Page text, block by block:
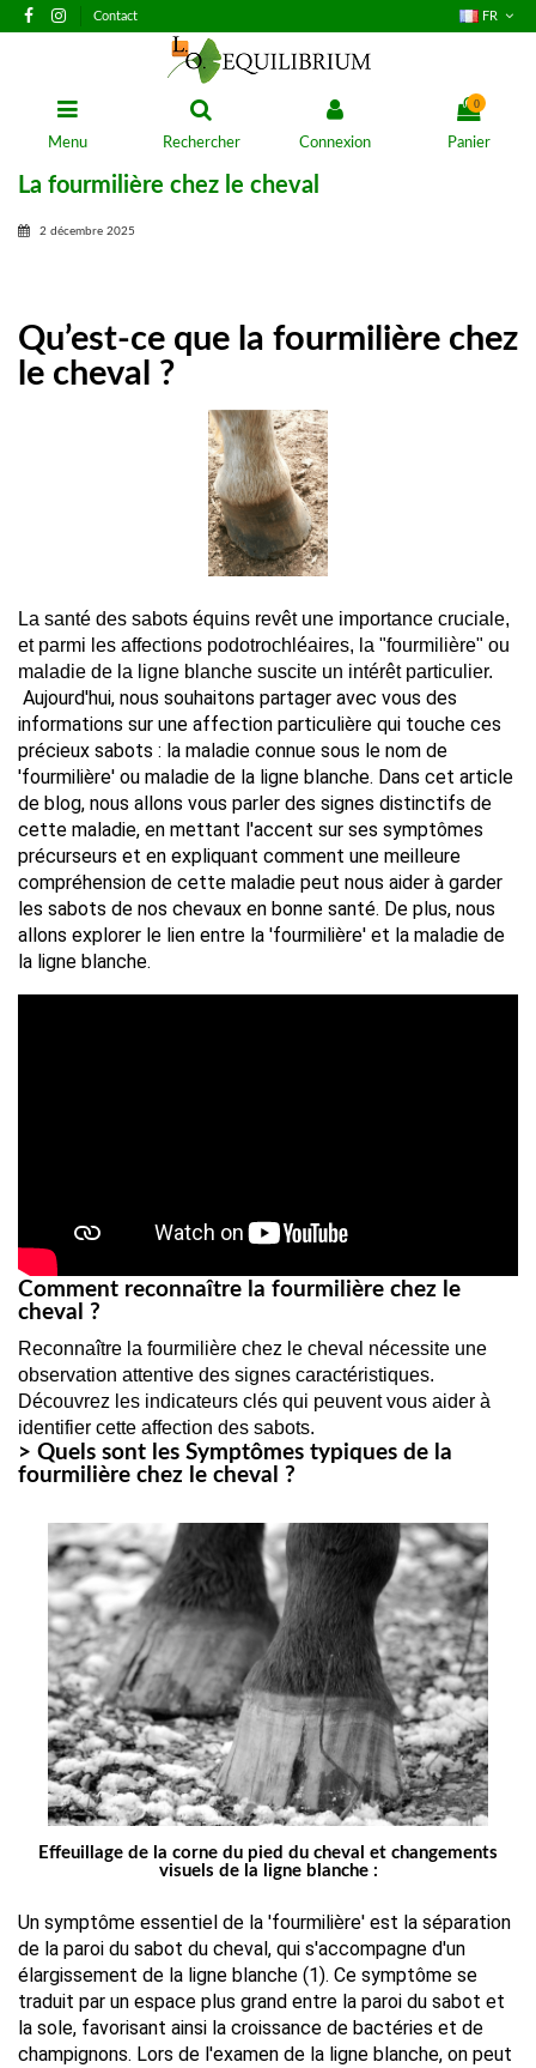
Contact FR
Menu Rechercher Connexion
0
Panier
La fourmilière chez le cheval
2 décembre 2025
Qu’est-ce que la fourmilière chez
le cheval ?
La santé des sabots équins revêt une importance cruciale,
et parmi les affections podotrochléaires, la "fourmilière" ou
Aujourd'hui, nous souhaitons partager avec vous des
informations sur une affection particulière qui touche ces
précieux sabots : la maladie connue sous le nom de
'fourmilière' ou maladie de la ligne blanche. Dans cet article
de blog, nous allons vous parler des signes distinctifs de
cette maladie, en mettant l'accent sur ses symptômes
précurseurs et en expliquant comment une meilleure
compréhension de cette maladie peut nous aider à garder
les sabots de nos chevaux en bonne santé. De plus, nous
allons explorer le lien entre la 'fourmilière' et la maladie de
la ligne blanche.
Comment reconnaître la fourmilière chez le
cheval ?
Reconnaître la fourmilière chez le cheval nécessite une
observation attentive des signes caractéristiques.
Découvrez les indicateurs clés qui peuvent vous aider à
identifier cette affection des sabots.
> Quels sont les Symptômes typiques de la
fourmilière chez le cheval ?
Effeuillage de la corne du pied du cheval et changements
visuels de la ligne blanche :
Un symptôme essentiel de la 'fourmilière' est la séparation
de la paroi du sabot du cheval, qui s'accompagne d'un
élargissement de la ligne blanche (1). Ce symptôme se
traduit par un espace plus grand entre la paroi du sabot et
la sole, favorisant ainsi la croissance de bactéries et de
champignons. Lors de l'examen de la ligne blanche, on peut